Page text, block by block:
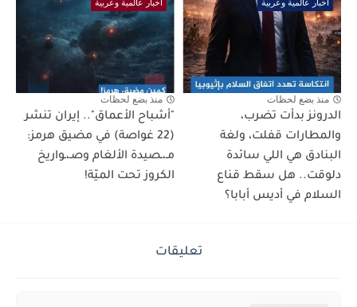
اخبار عالمية وعربية
منذ بضع لحظات
الدرونز بدأت تضرب،
والمطارات قفلت، ولغة
البنادق هي اللي سائدة
دلوقت.. هل سقط قناع
السلام في أديس أبابا؟
اخبار عالمية وعربية
منذ بضع لحظات
"أشباح الأعماق".. إيران تنشر
(22 غواصة) في مضيق هرمز:
مـ،ـصيدة الألغام وصـ،ـواريخ
الكروز تحت الميّة!
تعليقات